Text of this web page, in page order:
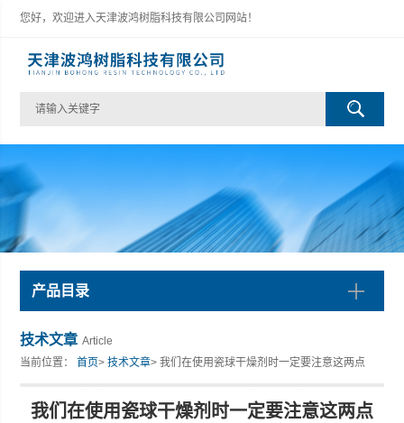
您好，欢迎进入天津波鸿树脂科技有限公司网站！
产品目录
技术文章 Article
当前位置：首页>技术文章> 我们在使用瓷球干燥剂时一定要注意这两点
我们在使用瓷球干燥剂时一定要注意这两点